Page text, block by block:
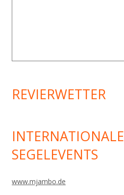
REVIERWETTER
INTERNATIONALE
SEGELEVENTS
www.mjambo.de